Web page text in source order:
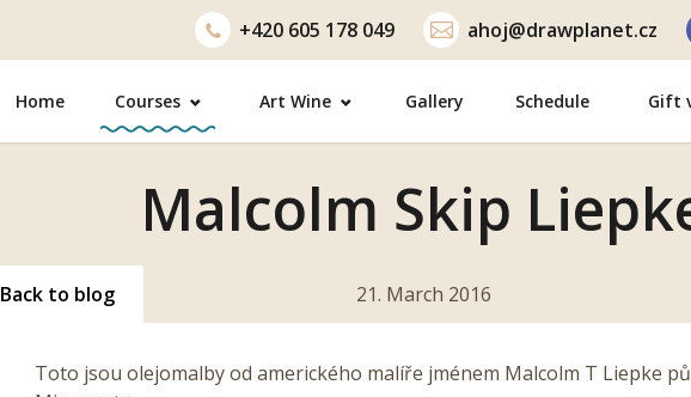
+420 605 178 049 ahoj@drawplanet.cz
Home Courses Art Wine Gallery Schedule Gift
Malcolm Skip
21. March 2016
Back to blog
Toto jsou olejomalby od amerického malíře jménem Malcolm T Liepke